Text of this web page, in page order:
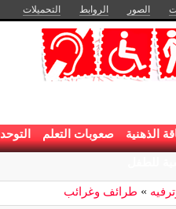
الصور الروابط التحميلات
الذهنية صعوبات التعلم التوحد
» طرائف وغرائب